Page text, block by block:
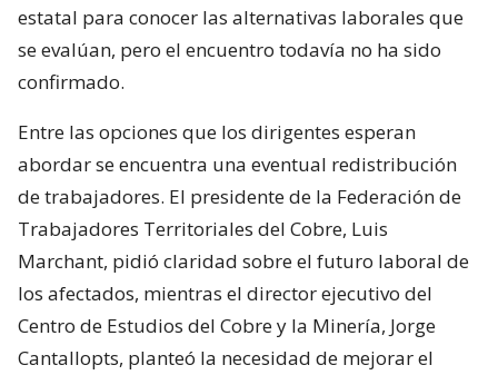
estatal para conocer las alternativas laborales que
se evalúan, pero el encuentro todavía no ha sido
confirmado.
Entre las opciones que los dirigentes esperan
abordar se encuentra una eventual redistribución
de trabajadores. El presidente de la Federación de
Trabajadores Territoriales del Cobre, Luis
Marchant, pidió claridad sobre el futuro laboral de
los afectados, mientras el director ejecutivo del
Centro de Estudios del Cobre y la Minería, Jorge
Cantallopts, planteó la necesidad de mejorar el